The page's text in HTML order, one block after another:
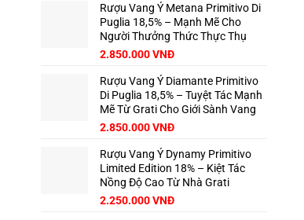
Rượu Vang Ý Metana Primitivo Di
Puglia 18,5% – Mạnh Mẽ Cho
Người Thưởng Thức Thực Thụ
2.850.000VNĐ
Rượu Vang Ý Diamante Primitivo
Di Puglia 18,5% – Tuyệt Tác Mạnh
Mẽ Từ Grati Cho Giới Sành Vang
2.850.000VNĐ
Rượu Vang Ý Dynamy Primitivo
Limited Edition 18% – Kiệt Tác
Nồng Độ Cao Từ Nhà Grati
2.250.000VNĐ